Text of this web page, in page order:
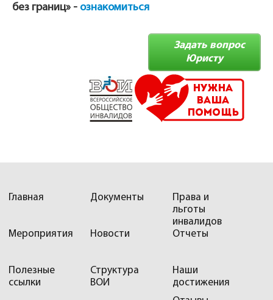
без границ» - ознакомиться
Задать вопрос
Юристу
Главная Документы
Права и
льготы
инвалидов
Мероприятия
Новости Отчеты
Полезные
ссылки
Структура
ВОИ
Наши
достижения